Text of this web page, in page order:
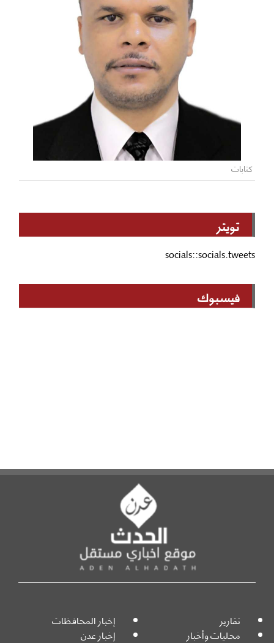
كتابات
تويتر
socials::socials.tweets
فيسبوك
تقارير إخبار المحافظات
محليات وأخبار إخبار عدن